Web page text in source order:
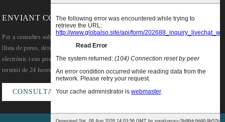
ENVIANT CONSULTES
Per a consultes sobre els nostres productes o
llista de preus, deixeu-nos el vostre correu
electrònic i ens posarem en contacte en un
termini de 24 hores.
CONSULTA ARA